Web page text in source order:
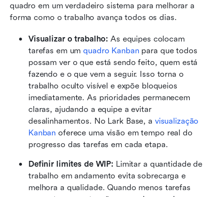
quadro em um verdadeiro sistema para melhorar a
forma como o trabalho avança todos os dias.
Visualizar o trabalho: As equipes colocam
tarefas em um quadro Kanban para que todos
possam ver o que está sendo feito, quem está
fazendo e o que vem a seguir. Isso torna o
trabalho oculto visível e expõe bloqueios
imediatamente. As prioridades permanecem
claras, ajudando a equipe a evitar
desalinhamentos. No Lark Base, a visualização
Kanban oferece uma visão em tempo real do
progresso das tarefas em cada etapa.
Definir limites de WIP: Limitar a quantidade de
trabalho em andamento evita sobrecarga e
melhora a qualidade. Quando menos tarefas